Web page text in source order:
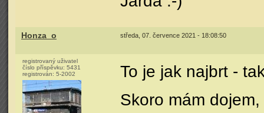
Honza_o středa, 07. července 2021 - 18:08:50
registrovaný uživatel
číslo příspěvku: 5431
registrován: 5-2002
To je jak najbrt -
Skoro mám